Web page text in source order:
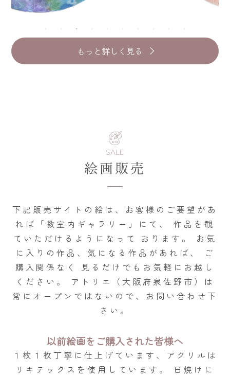
もっと詳しく見る
SALE
絵画販売
下記販売サイトの絵は、お客様のご要望があ
れば「教室内ギャラリー」にて、
作品を観
ていただけるようになって おります。
お気
に入りの作品、気になる作品があれば、
ご
購入関係なく 見るだけでもお気軽にお越し
ください。
アトリエ（大阪府泉佐野市）は
常にオープンではないので、お問い合わせ下
さい。
以前絵画をご購入された皆様へ
１枚１枚丁寧に仕上げています、アクリルは
リキテックスを使用しています。
日焼けに